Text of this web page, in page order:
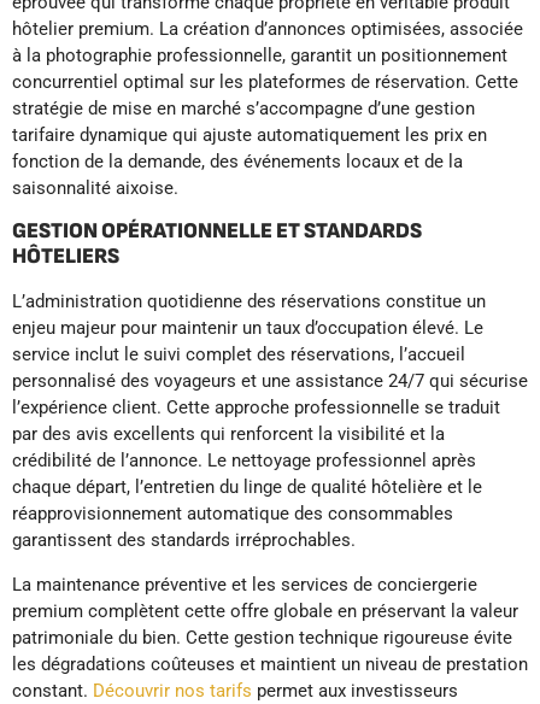
hôtelier premium. La création d’annonces optimisées, associée
à la photographie professionnelle, garantit un positionnement
concurrentiel optimal sur les plateformes de réservation. Cette
stratégie de mise en marché s’accompagne d’une gestion
tarifaire dynamique qui ajuste automatiquement les prix en
fonction de la demande, des événements locaux et de la
saisonnalité aixoise.
GESTION OPÉRATIONNELLE ET STANDARDS
HÔTELIERS
L’administration quotidienne des réservations constitue un
enjeu majeur pour maintenir un taux d’occupation élevé. Le
service inclut le suivi complet des réservations, l’accueil
personnalisé des voyageurs et une assistance 24/7 qui sécurise
l’expérience client. Cette approche professionnelle se traduit
par des avis excellents qui renforcent la visibilité et la
crédibilité de l’annonce. Le nettoyage professionnel après
chaque départ, l’entretien du linge de qualité hôtelière et le
réapprovisionnement automatique des consommables
garantissent des standards irréprochables.
La maintenance préventive et les services de conciergerie
premium complètent cette offre globale en préservant la valeur
patrimoniale du bien. Cette gestion technique rigoureuse évite
les dégradations coûteuses et maintient un niveau de prestation
constant. Découvrir nos tarifs permet aux investisseurs